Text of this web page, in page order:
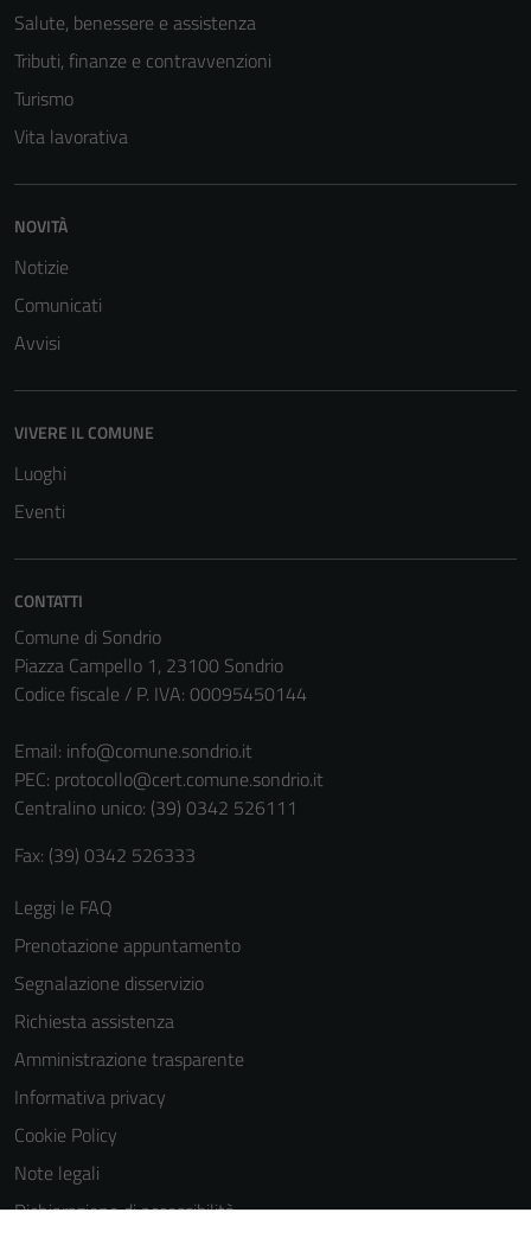
Salute, benessere e assistenza
Tributi, finanze e contravvenzioni
Turismo
Vita lavorativa
NOVITÀ
Notizie
Comunicati
Avvisi
VIVERE IL COMUNE
Luoghi
Eventi
CONTATTI
Comune di Sondrio
Piazza Campello 1, 23100 Sondrio
Codice fiscale / P. IVA: 00095450144
Email: info@comune.sondrio.it
PEC: protocollo@cert.comune.sondrio.it
Centralino unico: (39) 0342 526111
Fax: (39) 0342 526333
Leggi le FAQ
Prenotazione appuntamento
Segnalazione disservizio
Richiesta assistenza
Amministrazione trasparente
Informativa privacy
Cookie Policy
Note legali
Dichiarazione di accessibilità
Questi cookie
funzionamento